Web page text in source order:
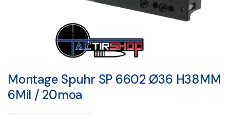
Montage Spuhr SP 6602 Ø36 H38MM
6Mil / 20moa